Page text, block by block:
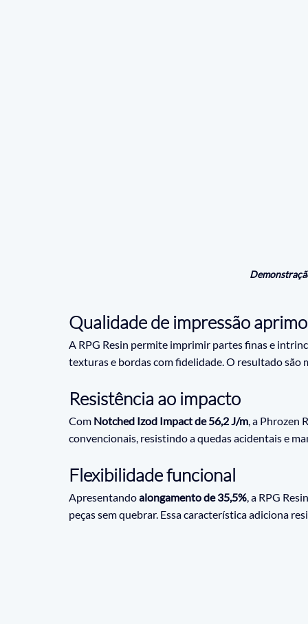
Qualidade de impressão
A RPG Resin permite imprimir partes finas e
texturas e bordas com fidelidade. O resultado são
Resistência ao impacto
Com Notched Izod Impact de 56,2 J/m , a Phrozen
convencionais, resistindo a quedas acidentais e
Flexibilidade funcional
Apresentando alongamento de 35,5% , a RPG
peças sem quebrar. Essa característica adiciona